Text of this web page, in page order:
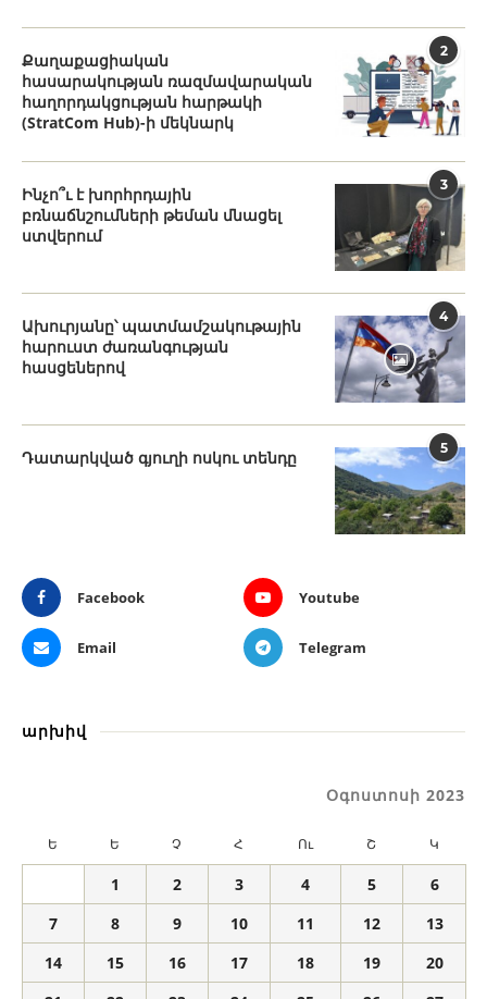
2
Քաղաքացիական
հասարակության ռազմավարական
հաղորդակցության հարթակի
(StratCom Hub)-ի մեկնարկ
3
Ինչո՞ւ է խորհրդային
բռնաճնշումների թեման մնացել
ստվերում
4
Ախուրյանը՝ պատմամշակութային
հարուստ ժառանգության
հասցեներով
5
Դատարկված գյուղի ոսկու տենդը
Facebook Youtube
Email Telegram
արխիվ
Օգոստոսի 2023
Ե Ե Չ Հ Ու Շ Կ
1 2 3 4 5
6
7
8 9 10 11 12
13
14
15 16 17 18 19
20